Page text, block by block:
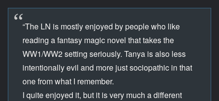
“The LN is mostly enjoyed by people who like
reading a fantasy magic novel that takes the
WW1/WW2 setting seriously. Tanya is also less
intentionally evil and more just sociopathic in that
one from what I remember.
I quite enjoyed it, but it is very much a different